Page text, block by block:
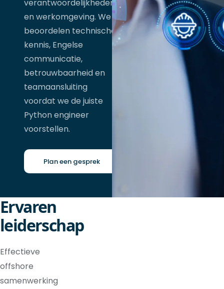
verantwoordelijkheden
en werkomgeving. We
beoordelen technische
kennis, Engelse
communicatie,
betrouwbaarheid en
teamaansluiting
voordat we de juiste
Python engineer
voorstellen.
Plan een gesprek
Ervaren
leiderschap
Effectieve
offshore
samenwerking